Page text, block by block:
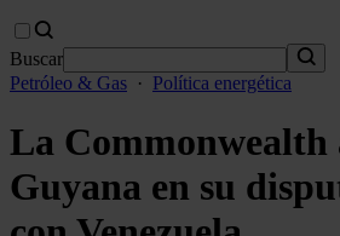
Buscar
Petróleo & Gas · Política energética
La Commonwealth
Guyana en su